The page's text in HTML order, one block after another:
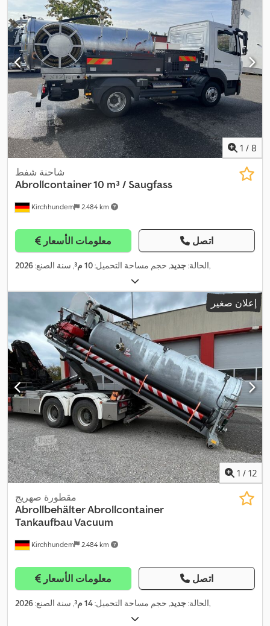
1 / 8
Kirchhundem 2.484 km
شاحنة شفط
Abrollcontainer 10 m³ / Saugfass
معلومات الأسعار اتصل
الحالة:جديد, حجم مساحة التحميل:10 م³ , سنة الصنع:2026 ,
إعلان صغير
1 / 12
Kirchhundem 2.484 km
مقطورة صهريج
Abrollbehälter Abrollcontainer
Tankaufbau Vacuum
معلومات الأسعار اتصل
الحالة:جديد, حجم مساحة التحميل:14 م³ , سنة الصنع:2026 ,